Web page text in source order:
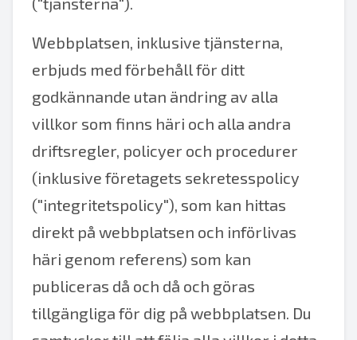
Webbplatsen, inklusive tjänsterna,
erbjuds med förbehåll för ditt
godkännande utan ändring av alla
villkor som finns häri och alla andra
driftsregler, policyer och procedurer
(inklusive företagets sekretesspolicy
("integritetspolicy"), som kan hittas
direkt på webbplatsen och införlivas
häri genom referens) som kan
publiceras då och då och göras
tillgängliga för dig på webbplatsen. Du